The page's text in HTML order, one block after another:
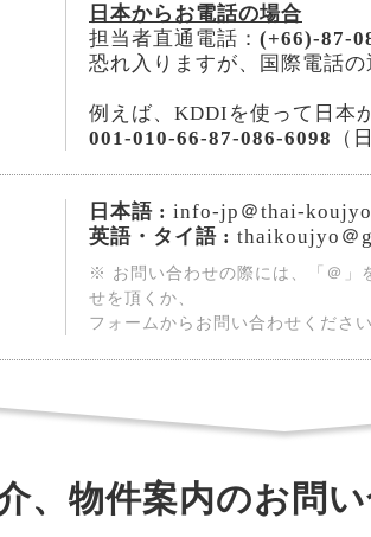
日本からお電話の場合
担当者直通電話： (+66)-87-
恐れ入りますが、国際電話
例えば、KDDIを使って日本
001-010-66-87-086-6098 （
日本語 : info-jp＠thai-
英語・タイ語 : thaikoujyo＠
※ お問い合わせの際には、「＠」
せを頂くか、
フォームからお問い合わせくださ
、物件案内のお問